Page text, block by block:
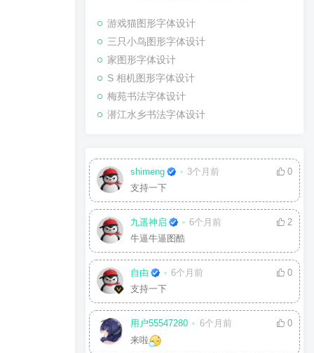
游戏猫图形字体设计
三只小鸟图形字体设计
家图形字体设计
S 相机图形字体设计
梅苑书法字体设计
潜江水乡书法字体设计
shimeng 3个月前
0
支持一下
九遥神启 6个月前
2
牛逼牛逼图酷
自由 6个月前
0
支持一下
用户55547280 6个月前
0
来啦